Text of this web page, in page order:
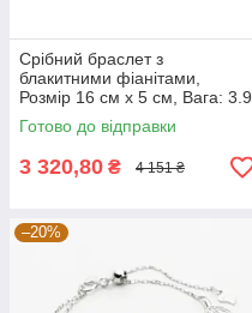
Срібний браслет з
блакитними фіанітами,
Розмір 16 см x 5 см, Вага: 3.9
гГотово до відправки
3 320,80 ₴ 4 151 ₴
–20%